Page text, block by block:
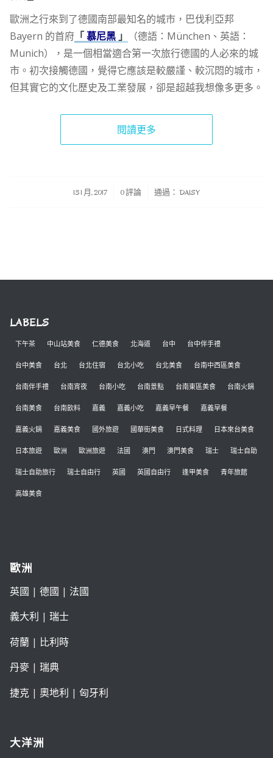
歐洲之行來到了德國南部最知名的城市，巴伐利亞邦
Bayern 的首府「慕尼黑 」
（德語：München、英語：
Munich），是一個相當適合第一次旅行德國的人必來的城
市。初次接觸德國，覺得它應該是較嚴謹、較沉悶的城市，
但其實它的文化歷史及工業發展，卻是超越我想像多更多。
閱讀更多
13 1 月, 2017
/ 0 評論 通過： DAISY
LABELS
下午茶 中山站美食 仁德美食 北海道 台中 台中伴手禮
台中美食 台北 台北住宿 台北小吃 台北美食 台南中西區美食
台南伴手禮 台南宵夜 台南小吃 台南景點 台南東區美食 台南火鍋
台南美食 台南飲料 嘉義 嘉義小吃 嘉義早午餐 嘉義早餐
嘉義火鍋 嘉義美食 國外旅遊 國華街美食 日式料理 日本來台美食
日本旅遊 歐洲 歐洲旅遊 法國 澳門 澳門美食 瑞士 瑞士自助
瑞士自助旅行 瑞士自由行 英國 英國自由行 逢甲美食 青年旅館
高雄美食
歐洲
英國 | 德國 | 法國
義大利 | 瑞士
荷蘭| 比利時
丹麥| 瑞典
捷克| 奧地利 | 匈牙利
大洋洲